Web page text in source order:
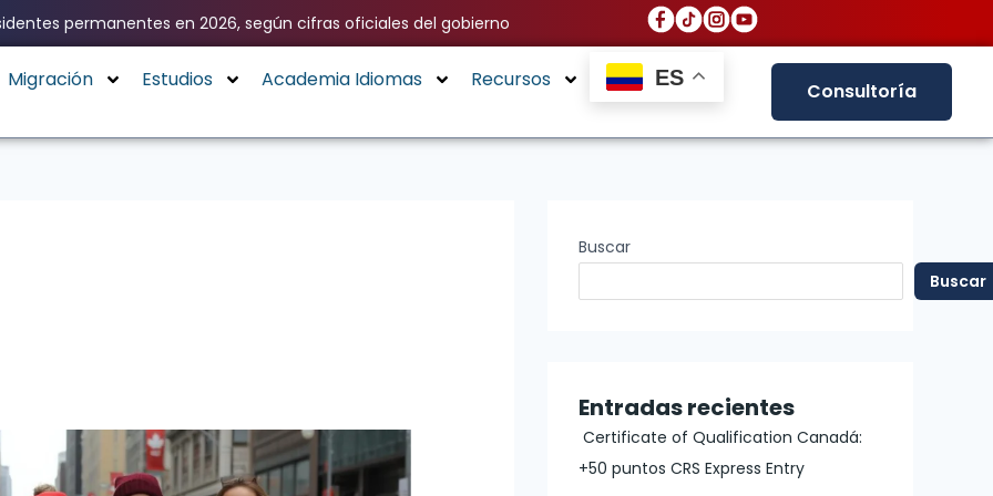
permanentes en 2026, según cifras oficiales del gobierno
Migración Estudios Academia Idiomas Recursos ES
Consultoría
Buscar
Buscar
Entradas recientes
Certificate of Qualification Canadá:
+50 puntos CRS Express Entry